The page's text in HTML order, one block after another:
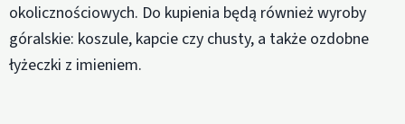
okolicznościowych. Do kupienia będą również wyroby
góralskie: koszule, kapcie czy chusty, a także ozdobne
łyżeczki z imieniem.